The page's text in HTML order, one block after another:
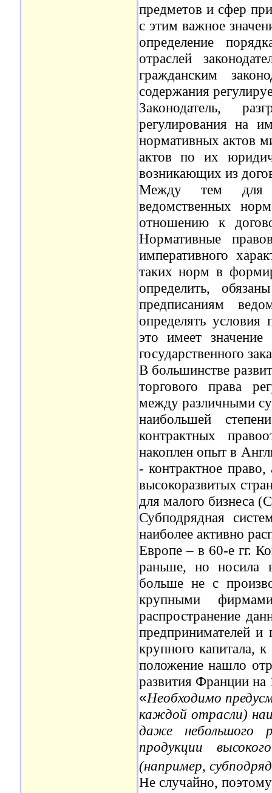
предметов и сфер
с этим важное
определение
отраслей
гражданским
содержания
Законодатель,
регулирования на
нормативных актов
актов по их
возникающих из
Между тем для
ведомственных
отношению к
Нормативные
императивного
таких норм в
определить,
предписаниям
определять
это имеет
государственного
В большинстве
торгового права
между различными
наибольшей
контрактных
накоплен опыт в
- контрактное
высокоразвитых
для малого бизнеса
Субподрядная
наиболее активно
Европе – в 60-е гг.
раньше, но носила
больше не с
крупными
распространение
предпринимателей и
крупного капитала,
положение нашло
развития Франции на
«Необходимо
каждой отрасли)
даже небольшого
продукции
(например,
Не случайно,